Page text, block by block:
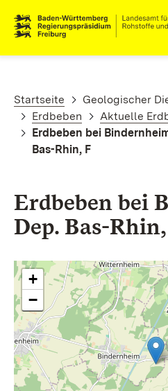
Pfadnavigation
Startseite
Geologischer
Erdbeben
Aktuelle
Erdbeben bei
Bas-Rhin, F
Erdbeben bei
Dep. Bas-
+
−